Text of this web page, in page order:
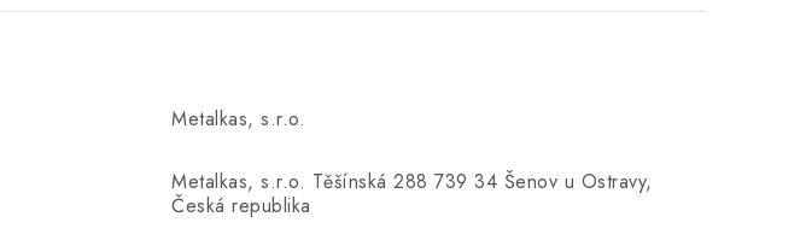
Metalkas, s.r.o.
Metalkas, s.r.o. Těšínská 288 739 34 Šenov u Ostravy,
Česká republika